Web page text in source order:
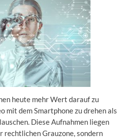
heute mehr Wert darauf zu
mit dem Smartphone zu drehen als
Diese Aufnahmen liegen
rechtlichen Grauzone, sondern